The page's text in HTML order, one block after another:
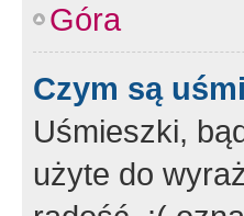
Góra
Czym są
Uśmieszki,
użyte do